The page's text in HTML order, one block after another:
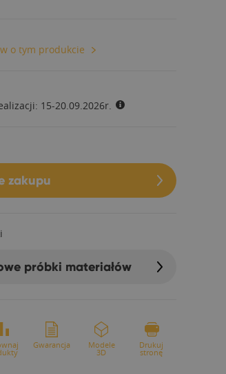
o tym produkcie
15-20.09.2026r.
zakupu
próbki materiałów
Gwarancja Modele
3D
Drukuj
stronę